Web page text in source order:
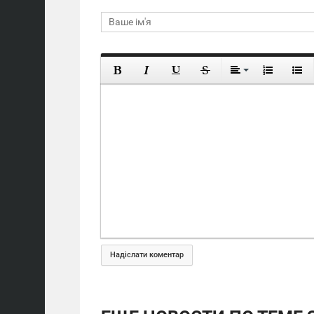
Надіслати коментар